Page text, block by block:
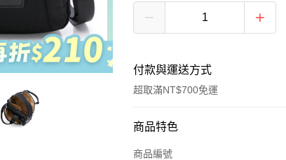
付款與運送方式
超取滿NT$700免運
付款方式
信用卡一次付款
商品特色
商品編號